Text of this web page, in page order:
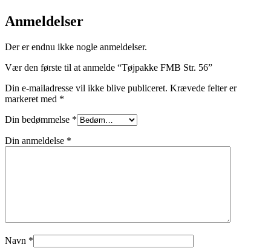
Anmeldelser
Der er endnu ikke nogle anmeldelser.
Vær den første til at anmelde “Tøjpakke FMB Str. 56”
Din e-mailadresse vil ikke blive publiceret. Krævede felter er
markeret med *
Din bedømmelse *
Din anmeldelse *
Navn *